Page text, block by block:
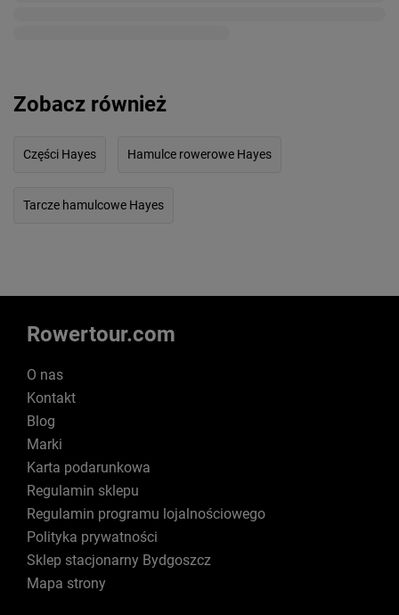
Zobacz również
Części Hayes Hamulce rowerowe Hayes
Tarcze hamulcowe Hayes
Rowertour.com
O nas
Kontakt
Blog
Marki
Karta podarunkowa
Regulamin sklepu
Regulamin programu lojalnościowego
Polityka prywatności
Sklep stacjonarny Bydgoszcz
Mapa strony